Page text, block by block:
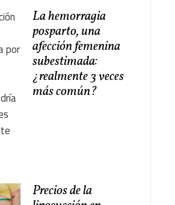
La hemorragia
posparto, una
afección femenina
subestimada:
¿realmente 3 veces
más común?
Precios de la